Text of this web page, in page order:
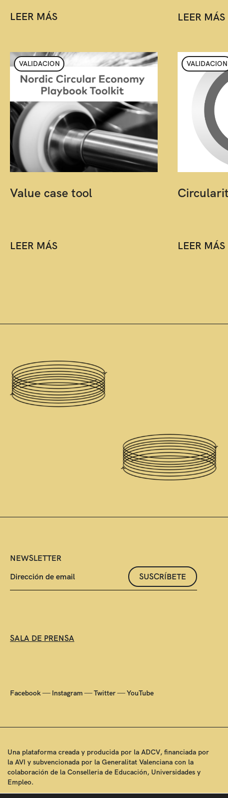
LEER MÁS LEER MÁS
VALIDACION
Value case tool
LEER MÁS
VALIDACION
LEER MÁS
NEWSLETTER
SUSCRÍBETE
SALA DE PRENSA
Facebook—Instagram —Twitter—YouTube
Una plataforma creada y producida por la ADCV, financiada por
la AVI y subvencionada por la Generalitat Valenciana con la
colaboración de la Conselleria de Educación, Universidades y
Empleo.